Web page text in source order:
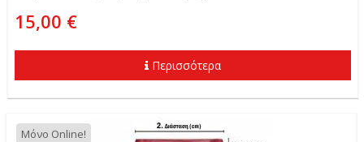
15,00 €
Περισσότερα
Μόνο Online!